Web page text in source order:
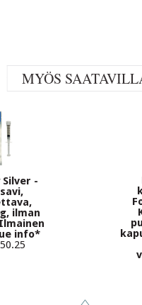
MYÖS
-
ilman
info*